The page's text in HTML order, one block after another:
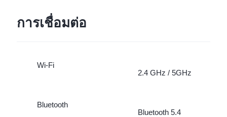
การเชื่อมต่อ
Wi-Fi
2.4 GHz / 5GHz
Bluetooth
Bluetooth 5.4